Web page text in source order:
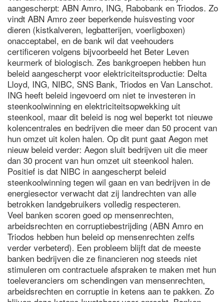
aangescherpt: ABN Amro, ING, Rabobank en Triodos. Zo
vindt ABN Amro zeer beperkende huisvesting voor
dieren (kistkalveren, legbatterijen, voerligboxen)
onacceptabel, en de bank wil dat veehouders
certificeren volgens bijvoorbeeld het Beter Leven
keurmerk of biologisch. Zes bankgroepen hebben hun
beleid aangescherpt voor elektriciteitsproductie: Delta
Lloyd, ING, NIBC, SNS Bank, Triodos en Van Lanschot.
ING heeft beleid ingevoerd om niet te investeren in
steenkoolwinning en elektriciteitsopwekking uit
steenkool, maar dit beleid is nog wel beperkt tot nieuwe
kolencentrales en bedrijven die meer dan 50 procent van
hun omzet uit kolen halen. Op dit punt gaat Aegon met
nieuw beleid verder: Aegon sluit bedrijven uit die meer
dan 30 procent van hun omzet uit steenkool halen.
Positief is dat NIBC in aangescherpt beleid
steenkoolwinning tegen wil gaan en van bedrijven in de
energiesector verwacht dat zij landrechten van alle
betrokken landgebruikers volledig respecteren.
Veel banken scoren goed op mensenrechten,
arbeidsrechten en corruptiebestrijding (ABN Amro en
Triodos hebben hun beleid op mensenrechten zelfs
verder verbeterd). Een probleem blijft dat de meeste
banken bedrijven die ze financieren nog steeds niet
stimuleren om contractuele afspraken te maken met hun
toeleveranciers om schendingen van mensenrechten,
arbeidsrechten en corruptie in ketens aan te pakken. Zo